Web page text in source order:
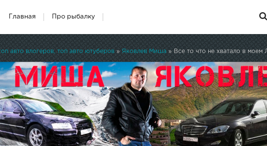
Главная Про рыбалку
авто влогеров, топ авто ютуберов»Яковлев Миша» Все то что не хватало в моем